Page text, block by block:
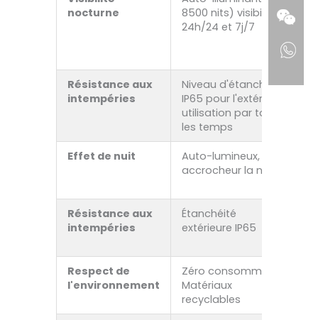
nocturne
8500 nits) visibilité
24h/24 et 7j/7
Résistance aux
intempéries
Niveau d'étanchéité
IP65 pour l'extérieur,
utilisation par tous
les temps
Effet de nuit
Auto-lumineux, plus
accrocheur la nuit
Résistance aux
intempéries
Étanchéité
extérieure IP65
Respect de
l'environnement
Zéro consommable
Matériaux
recyclables